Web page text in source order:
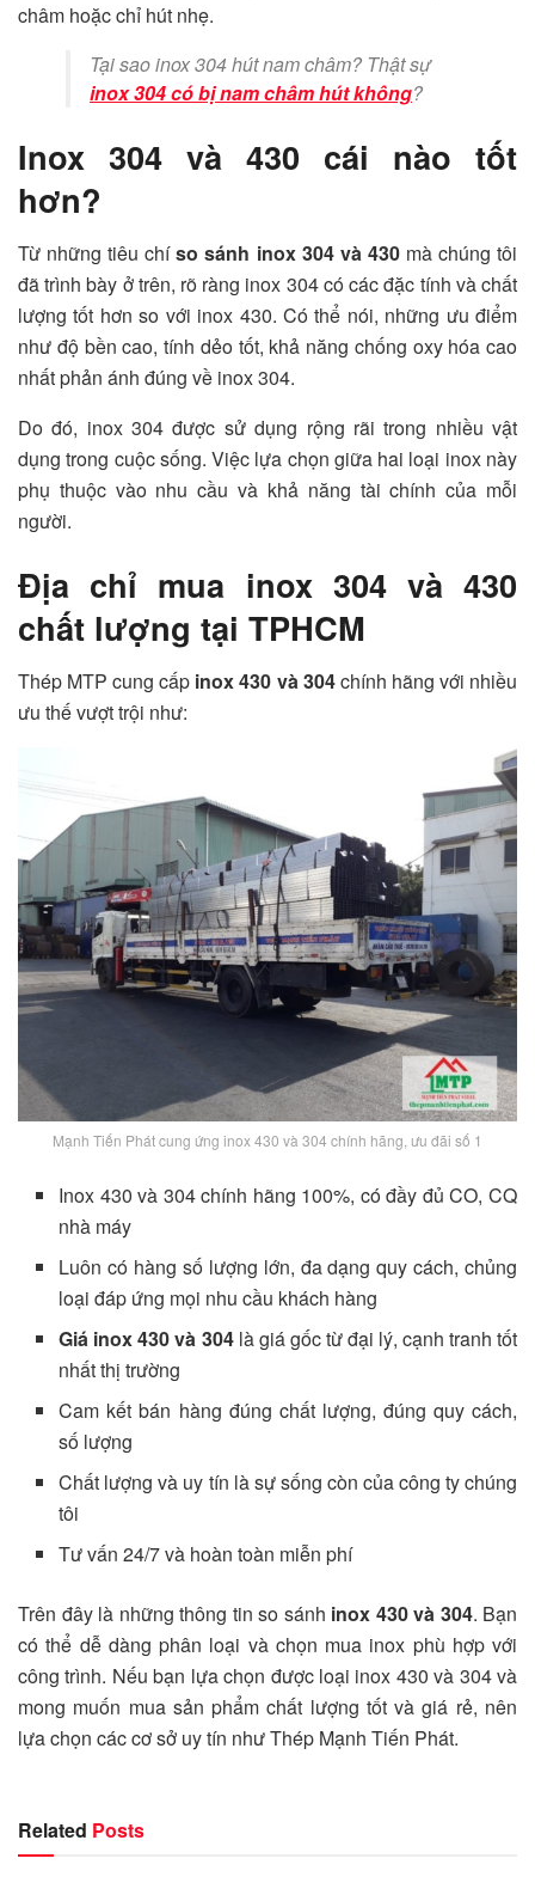
châm hoặc chỉ hút nhẹ.
Tại sao inox 304 hút nam châm? Thật sự
inox 304 có bị nam châm hút không?
Inox 304 và 430 cái nào tốt
hơn?
Từ những tiêu chíso sánh inox 304 và 430 mà chúng tôi
đã trình bày ở trên, rõ ràng inox 304 có các đặc tính và chất
lượng tốt hơn so với inox 430. Có thể nói, những ưu điểm
như độ bền cao, tính dẻo tốt, khả năng chống oxy hóa cao
nhất phản ánh đúng về inox 304.
Do đó, inox 304 được sử dụng rộng rãi trong nhiều vật
dụng trong cuộc sống. Việc lựa chọn giữa hai loại inox này
phụ thuộc vào nhu cầu và khả năng tài chính của mỗi
người.
Địa chỉ mua inox 304 và 430
chất lượng tại TPHCM
Thép MTP cung cấp inox 430 và 304chính hãng với nhiều
ưu thế vượt trội như:
Mạnh Tiến Phát cung ứng inox 430 và 304 chính hãng, ưu đãi số 1
Inox 430 và 304 chính hãng 100%, có đầy đủ CO, CQ
nhà máy
Luôn có hàng số lượng lớn, đa dạng quy cách, chủng
loại đáp ứng mọi nhu cầu khách hàng
Giá inox 430 và 304 là giá gốc từ đại lý, cạnh tranh tốt
nhất thị trường
Cam kết bán hàng đúng chất lượng, đúng quy cách,
số lượng
Chất lượng và uy tín là sự sống còn của công ty chúng
tôi
Tư vấn 24/7 và hoàn toàn miễn phí
Trên đây là những thông tin so sánh inox 430 và 304. Bạn
có thể dễ dàng phân loại và chọn mua inox phù hợp với
công trình. Nếu bạn lựa chọn được loại inox 430 và 304 và
mong muốn mua sản phẩm chất lượng tốt và giá rẻ, nên
lựa chọn các cơ sở uy tín như Thép Mạnh Tiến Phát.
Related Posts